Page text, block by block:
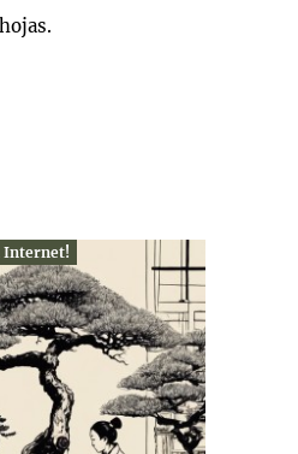
Internet!